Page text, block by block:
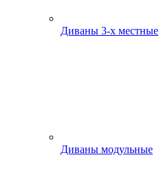
Диваны 3-х местные
Диваны модульные